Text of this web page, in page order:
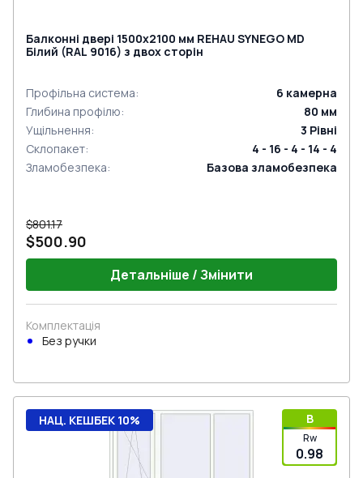
Балконні двері 1500x2100 мм REHAU SYNEGO MD
Білий (RAL 9016) з двох сторін
Профільна система: 6 камерна
Глибина профілю: 80 мм
Ущільнення: 3 Рівні
Склопакет:
4 - 16 - 4 - 14 - 4
Зламобезпека: Базова зламобезпека
$801.17
$500.90
Детальніше / Змінити
Комплектація
Без ручки
B
Rw
0.98
НАЦ. КЕШБЕК 10%